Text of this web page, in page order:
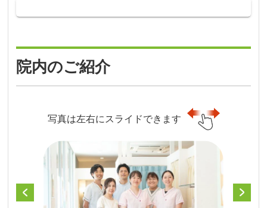
院内のご紹介
写真は左右にスライドできます